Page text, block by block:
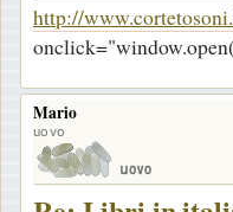
http://
Mario
uovo